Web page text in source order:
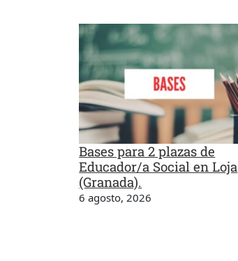
Bases para 2 plazas de
Educador/a Social en Loja
(Granada).
6 agosto, 2026